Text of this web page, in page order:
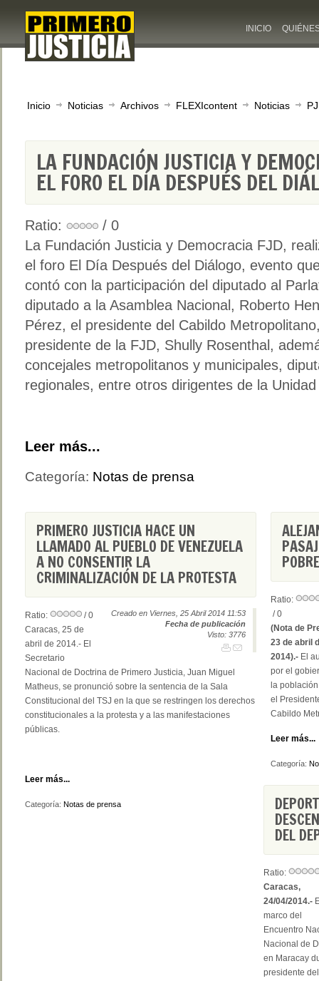
INICIO
Inicio Noticias Archivos FLEXIcontent Noticias
LA FUNDACIÓN JUSTICIA Y
EL FORO EL DÍA DESPUÉS DEL
Ratio:
/ 0
La Fundación Justicia y Democracia FJD,
el foro El Día Después del Diálogo, evento
contó con la participación del diputado al
diputado a la Asamblea Nacional, Roberto
Pérez, el presidente del Cabildo
presidente de la FJD, Shully Rosenthal,
concejales metropolitanos y municipales,
regionales, entre otros dirigentes de la
Leer más...
Categoría: Notas de prensa
PRIMERO JUSTICIA HACE UN
LLAMADO AL PUEBLO DE VENEZUELA
A NO CONSENTIR LA
CRIMINALIZACIÓN DE LA PROTESTA
Creado en Viernes, 25 Abril 2014 11:53
Fecha de publicación
Visto: 3776
Ratio:
/ 0
Caracas, 25 de
abril de 2014.- El
Secretario
Nacional de Doctrina de Primero Justicia, ‎Juan Miguel
Matheus, se pronunció sobre la sentencia de la Sala
Constitucional del TSJ en la que se restringen los derechos
constitucionales a la protesta y a las manifestaciones
públicas.
Leer más...
Categoría: Notas de prensa
Ratio:
/ 0
(Nota de
23 de abril
2014).- El
por el
la
el
Cabildo
Leer más...
Categoría:
DEL
Ratio:
Caracas,
24/04/2014.-
marco del
Encuentro
Nacional de
en Maracay
presidente